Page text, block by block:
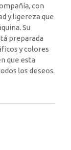
con
y ligereza que
Su
preparada
y colores
que esta
los deseos.